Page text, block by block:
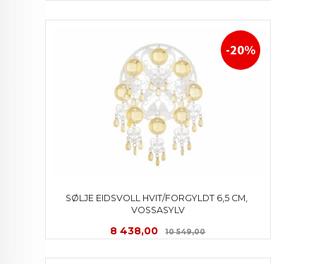
SØLJE EIDSVOLL HVIT/FORGYLDT 6,5 CM,
VOSSASYLV
Tilbud
8 438,00 10 549,00Rabatt
-20%